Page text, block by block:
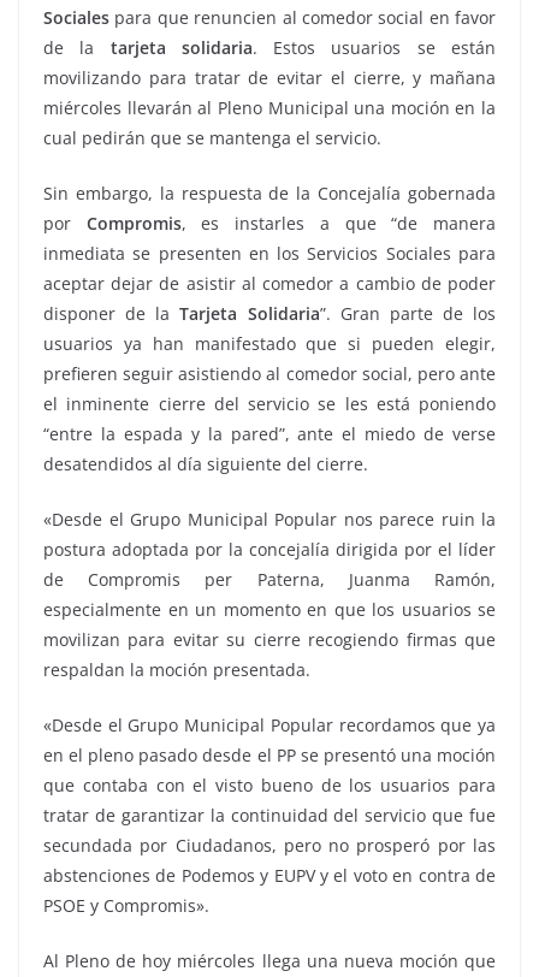
Sociales para que renuncien al comedor social en favor
de la tarjeta solidaria. Estos usuarios se están
movilizando para tratar de evitar el cierre, y mañana
miércoles llevarán al Pleno Municipal una moción en la
cual pedirán que se mantenga el servicio.
Sin embargo, la respuesta de la Concejalía gobernada
por Compromis, es instarles a que “de manera
inmediata se presenten en los Servicios Sociales para
aceptar dejar de asistir al comedor a cambio de poder
disponer de la Tarjeta Solidaria”. Gran parte de los
usuarios ya han manifestado que si pueden elegir,
prefieren seguir asistiendo al comedor social, pero ante
el inminente cierre del servicio se les está poniendo
“entre la espada y la pared”, ante el miedo de verse
desatendidos al día siguiente del cierre.
«Desde el Grupo Municipal Popular nos parece ruin la
postura adoptada por la concejalía dirigida por el líder
de Compromis per Paterna, Juanma Ramón,
especialmente en un momento en que los usuarios se
movilizan para evitar su cierre recogiendo firmas que
respaldan la moción presentada.
«Desde el Grupo Municipal Popular recordamos que ya
en el pleno pasado desde el PP se presentó una moción
que contaba con el visto bueno de los usuarios para
tratar de garantizar la continuidad del servicio que fue
secundada por Ciudadanos, pero no prosperó por las
abstenciones de Podemos y EUPV y el voto en contra de
PSOE y Compromis».
Al Pleno de hoy miércoles llega una nueva moción que